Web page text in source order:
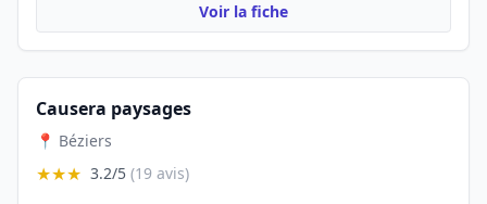
Voir la fiche
Causera paysages
📍 Béziers
★★★ 3.2/5 (19 avis)